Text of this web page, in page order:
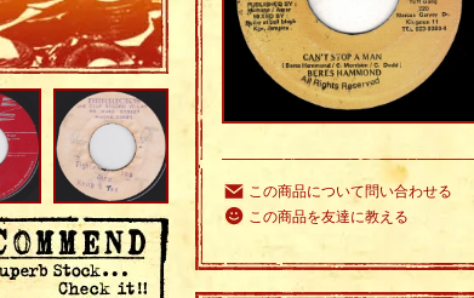
この商品について問い合わせる
この商品を友達に教える